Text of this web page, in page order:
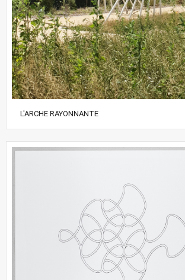
L'ARCHE RAYONNANTE